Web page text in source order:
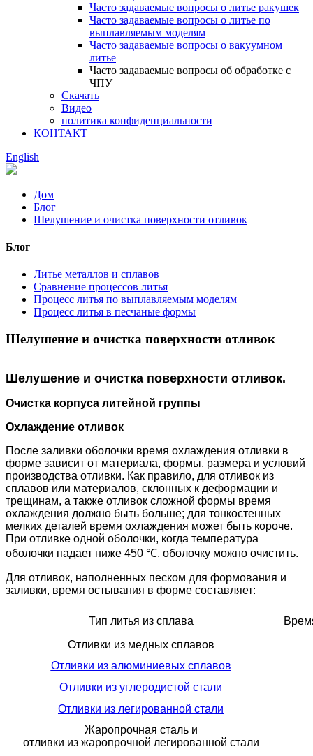
Часто задаваемые вопросы о литье ракушек
Часто задаваемые вопросы о литье по
выплавляемым моделям
Часто задаваемые вопросы о вакуумном
литье
Часто задаваемые вопросы об обработке с
ЧПУ
Скачать
Видео
политика конфиденциальности
КОНТАКТ
English
Дом
Блог
Шелушение и очистка поверхности отливок
Блог
Литье металлов и сплавов
Сравнение процессов литья
Процесс литья по выплавляемым моделям
Процесс литья в песчаные формы
Шелушение и очистка поверхности отливок
Шелушение и очистка поверхности отливок.
Очистка корпуса литейной группы
Охлаждение отливок
После заливки оболочки время охлаждения отливки в
форме зависит от материала, формы, размера и условий
производства отливки. Как правило, для отливок из
сплавов или материалов, склонных к деформации и
трещинам, а также отливок сложной формы время
охлаждения должно быть больше; для тонкостенных
мелких деталей время охлаждения может быть короче.
При отливке одной оболочки, когда температура
оболочки падает ниже 450 ℃, оболочку можно очистить.
Для отливок, наполненных песком для формования и
заливки, время остывания в форме составляет:
Тип литья из сплава
Отливки из медных сплавов
Отливки из алюминиевых сплавов
Отливки из углеродистой стали
Отливки из легированной стали
Жаропрочная сталь и
отливки из жаропрочной легированной стали